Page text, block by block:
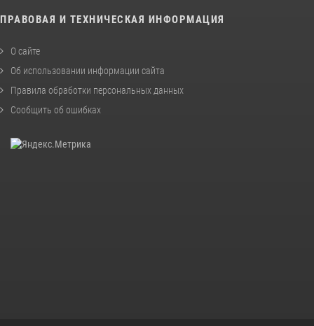
ПРАВОВАЯ И ТЕХНИЧЕСКАЯ ИНФОРМАЦИЯ
О сайте
Об использовании информации сайта
Правила обработки персональных данных
Сообщить об ошибках